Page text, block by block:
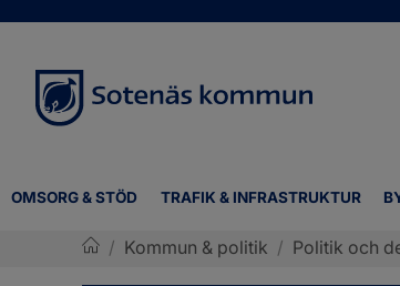
OMSORG & STÖD TRAFIK & INFRASTRUKTUR
/ Kommun & politik / Politik och